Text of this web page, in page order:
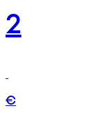
2
€